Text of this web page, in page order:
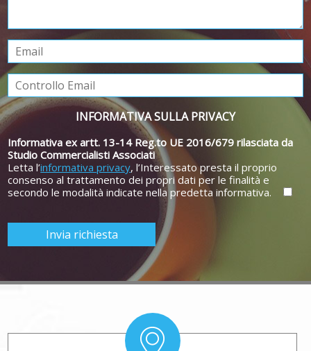
INFORMATIVA SULLA PRIVACY
Informativa ex artt. 13-14 Reg.to UE 2016/679 rilasciata da
Studio Commercialisti Associati
Letta l’informativa privacy, l’Interessato presta il proprio
consenso al trattamento dei propri dati per le finalità e
secondo le modalità indicate nella predetta informativa.